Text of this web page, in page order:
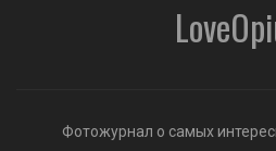
Фотожурнал о самых